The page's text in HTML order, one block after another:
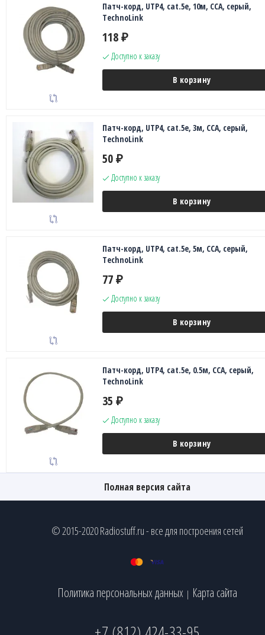
Патч-корд, UTP4, cat.5е, 10м, CCA, серый,
TechnoLink
118 ₽
Доступно к заказу
В корзину
Патч-корд, UTP4, cat.5е, 3м, CCA, серый,
TechnoLink
50 ₽
Доступно к заказу
В корзину
Патч-корд, UTP4, cat.5е, 5м, CCA, серый,
TechnoLink
77 ₽
Доступно к заказу
В корзину
Патч-корд, UTP4, cat.5е, 0.5м, CCA, серый,
TechnoLink
35 ₽
Доступно к заказу
В корзину
Полная версия сайта
© 2015-2020 Radiostuff.ru - все для построения сетей
Политика персональных данных | Карта сайта